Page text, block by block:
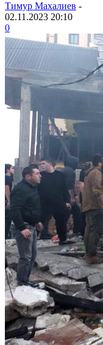
Тимур Махалиев -
02.11.2023 20:10
0